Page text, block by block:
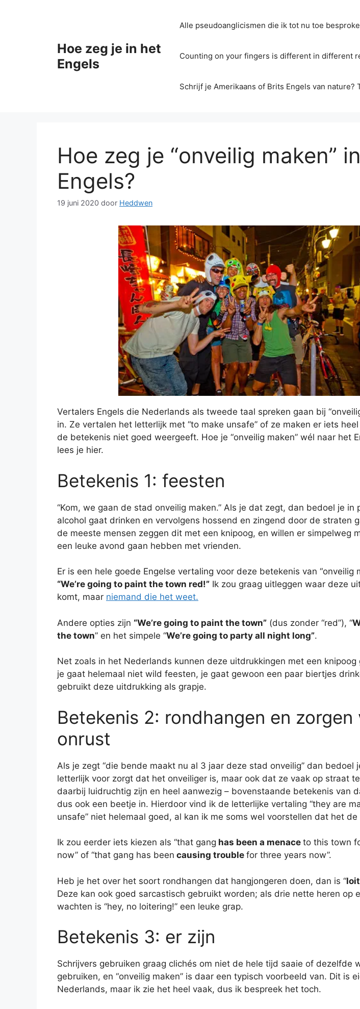
Hoe zeg je in het
Engels
Alle pseudoanglicismen die ik tot nu toe
Counting on your fingers is different in different
Schrijf je Amerikaans of Brits Engels van nature?
Hoe zeg je “onveilig maken”
Engels?
19 juni 2020 door Heddwen
Vertalers Engels die Nederlands als tweede taal spreken gaan bij
in. Ze vertalen het letterlijk met “to make unsafe” of ze maken er iets
de betekenis niet goed weergeeft. Hoe je “onveilig maken” wél naar het
lees je hier.
Betekenis 1: feesten
“Kom, we gaan de stad onveilig maken.” Als je dat zegt, dan bedoel je in
alcohol gaat drinken en vervolgens hossend en zingend door de straten
de meeste mensen zeggen dit met een knipoog, en willen er simpelweg
een leuke avond gaan hebben met vrienden.
Er is een hele goede Engelse vertaling voor deze betekenis van “onveilig
“We’re going to paint the town red!” Ik zou graag uitleggen waar deze
komt, maar niemand die het weet.
Andere opties zijn “We’re going to paint the town” (dus zonder “red”), “
the town” en het simpele “We’re going to party all night long”.
Net zoals in het Nederlands kunnen deze uitdrukkingen met een
je gaat helemaal niet wild feesten, je gaat gewoon een paar biertjes
gebruikt deze uitdrukking als grapje.
Betekenis 2: rondhangen en zorgen
onrust
Als je zegt “die bende maakt nu al 3 jaar deze stad onveilig” dan bedoel
letterlijk voor zorgt dat het onveiliger is, maar ook dat ze vaak op straat
daarbij luidruchtig zijn en heel aanwezig – bovenstaande betekenis van
dus ook een beetje in. Hierdoor vind ik de letterlijke vertaling “they are
unsafe” niet helemaal goed, al kan ik me soms wel voorstellen dat het
Ik zou eerder iets kiezen als “that gang has been a menace to this town
now” of “that gang has been causing trouble for three years now”.
Heb je het over het soort rondhangen dat hangjongeren doen, dan is “
Deze kan ook goed sarcastisch gebruikt worden; als drie nette heren op
wachten is “hey, no loitering!” een leuke grap.
Betekenis 3: er zijn
Schrijvers gebruiken graag clichés om niet de hele tijd saaie of dezelfde
gebruiken, en “onveilig maken” is daar een typisch voorbeeld van. Dit is
Nederlands, maar ik zie het heel vaak, dus ik bespreek het toch.